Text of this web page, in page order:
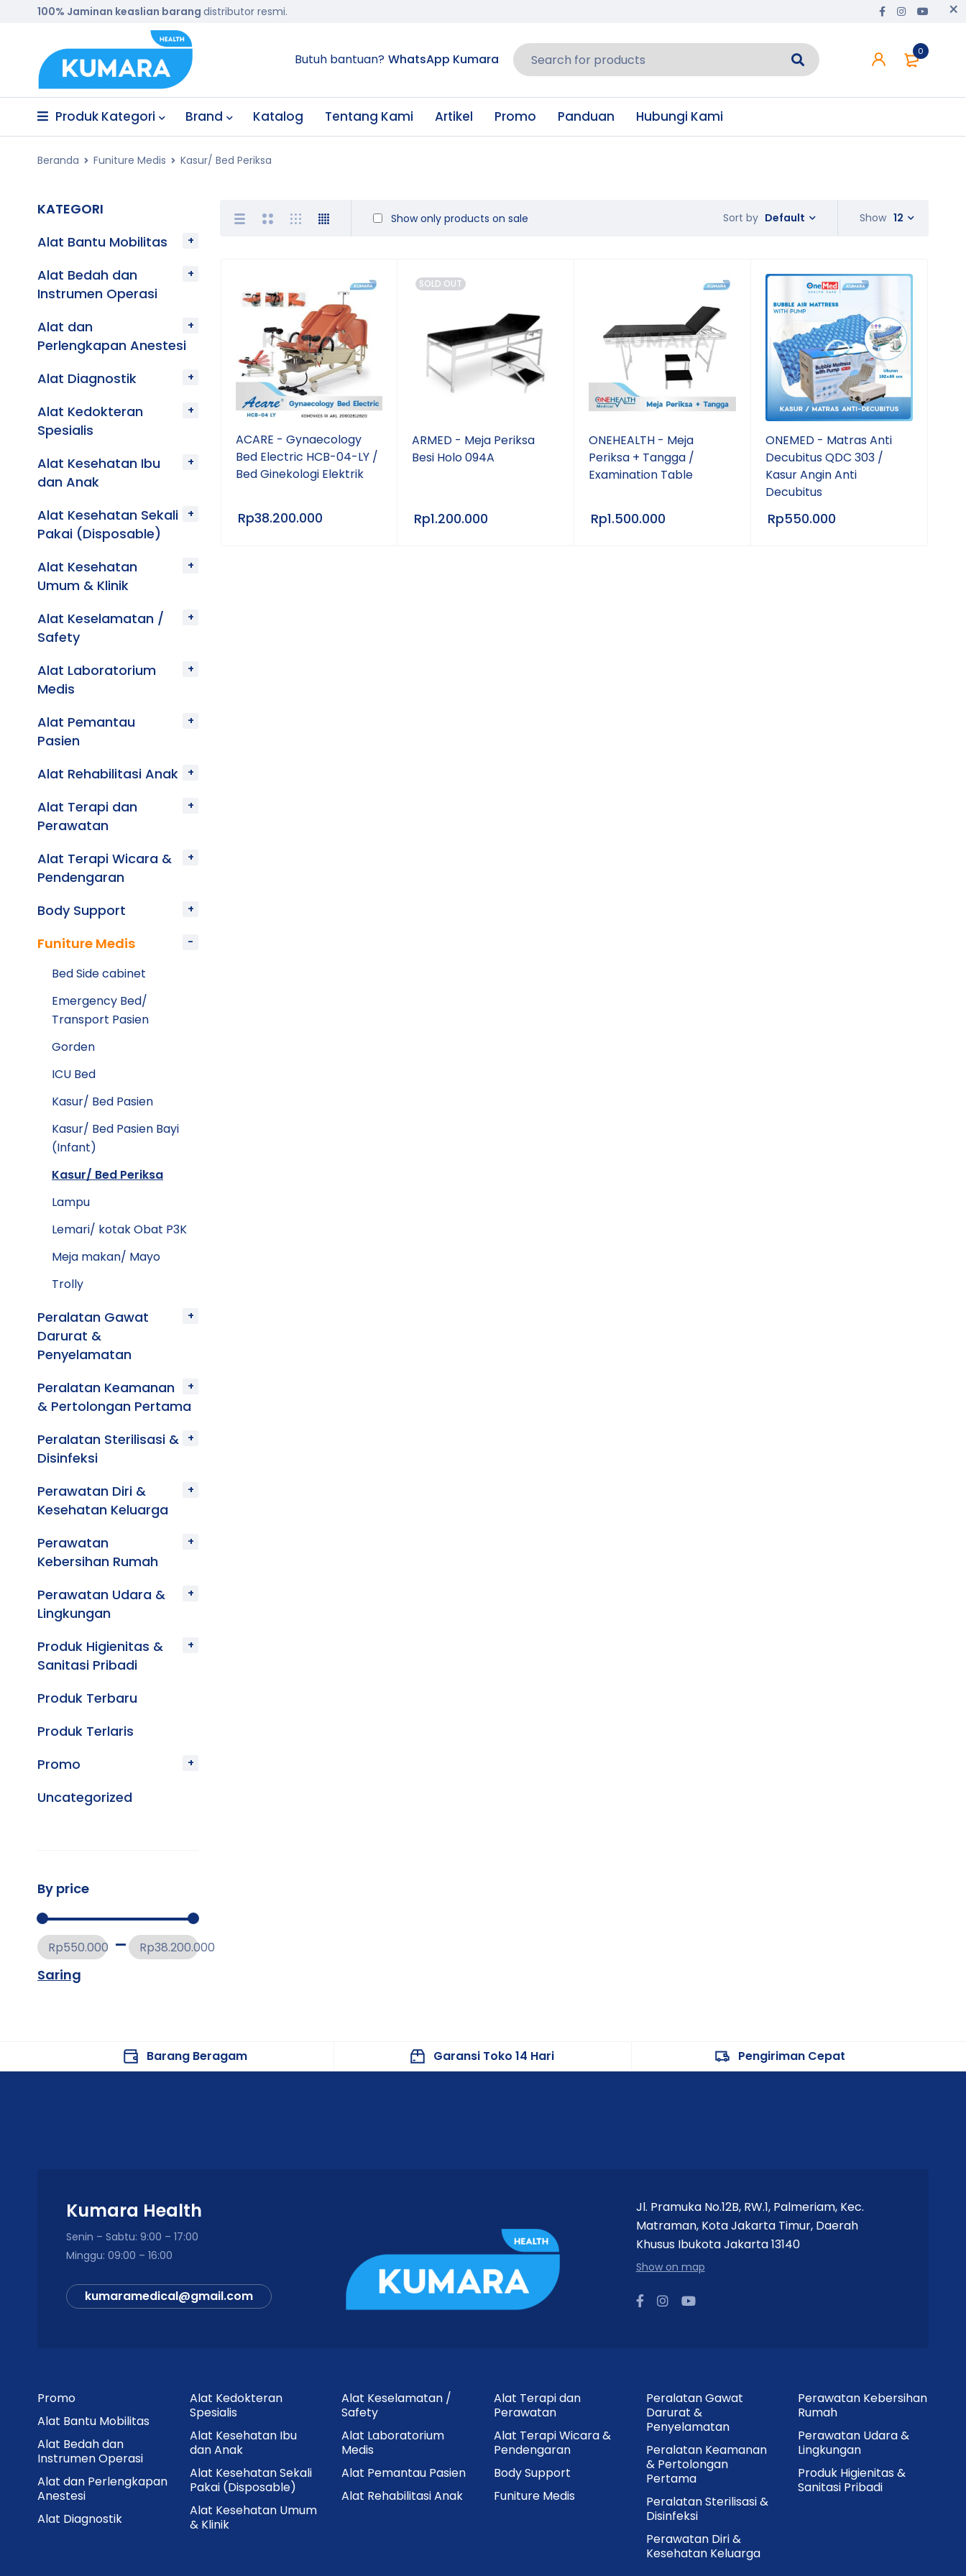
100% Jaminan keaslian barang distributor resmi.
0
Butuh bantuan? WhatsApp Kumara
Produk Kategori Brand Katalog Tentang Kami Artikel Promo Panduan Hubungi Kami
Beranda Funiture Medis Kasur/ Bed Periksa
KATEGORI
Alat Bantu Mobilitas
Alat Bedah dan
Instrumen Operasi
Alat dan
Perlengkapan Anestesi
Alat Diagnostik
Alat Kedokteran
Spesialis
Alat Kesehatan Ibu
dan Anak
Alat Kesehatan Sekali
Pakai (Disposable)
Alat Kesehatan
Umum & Klinik
Alat Keselamatan /
Safety
Alat Laboratorium
Medis
Alat Pemantau
Pasien
Alat Rehabilitasi Anak
Alat Terapi dan
Perawatan
Alat Terapi Wicara &
Pendengaran
Body Support
Funiture Medis
Bed Side cabinet
Emergency Bed/
Transport Pasien
Gorden
ICU Bed
Kasur/ Bed Pasien
Kasur/ Bed Pasien Bayi
(Infant)
Kasur/ Bed Periksa
Lampu
Lemari/ kotak Obat P3K
Meja makan/ Mayo
Trolly
Peralatan Gawat
Darurat &
Penyelamatan
Peralatan Keamanan
& Pertolongan Pertama
Peralatan Sterilisasi &
Disinfeksi
Perawatan Diri &
Kesehatan Keluarga
Perawatan
Kebersihan Rumah
Perawatan Udara &
Lingkungan
Produk Higienitas &
Sanitasi Pribadi
Produk Terbaru
Produk Terlaris
Promo
Uncategorized
By price
Saring
Rp550.000 Rp38.200.000
Sort by Default
Show only products on sale Show 12
ACARE - Gynaecology
Bed Electric HCB-04-LY /
Bed Ginekologi Elektrik
Rp38.200.000
SOLD OUT
ARMED - Meja Periksa
Besi Holo 094A
Rp1.200.000
ONEHEALTH - Meja
Periksa + Tangga /
Examination Table
Rp1.500.000
ONEMED - Matras Anti
Decubitus QDC 303 /
Kasur Angin Anti
Decubitus
Rp550.000
Barang Beragam Garansi Toko 14 Hari Pengiriman Cepat
Kumara Health
Senin – Sabtu: 9:00 – 17:00
Minggu: 09:00 – 16:00
kumaramedical@gmail.com
Jl. Pramuka No.12B, RW.1, Palmeriam, Kec.
Matraman, Kota Jakarta Timur, Daerah
Khusus Ibukota Jakarta 13140
Show on map
Promo
Alat Bantu Mobilitas
Alat Bedah dan
Instrumen Operasi
Alat dan Perlengkapan
Anestesi
Alat Diagnostik
Alat Kedokteran
Spesialis
Alat Kesehatan Ibu
dan Anak
Alat Kesehatan Sekali
Pakai (Disposable)
Alat Kesehatan Umum
& Klinik
Alat Keselamatan /
Safety
Alat Laboratorium
Medis
Alat Pemantau Pasien
Alat Rehabilitasi Anak
Alat Terapi dan
Perawatan
Alat Terapi Wicara &
Pendengaran
Body Support
Funiture Medis
Peralatan Gawat
Darurat &
Penyelamatan
Peralatan Keamanan
& Pertolongan
Pertama
Peralatan Sterilisasi &
Disinfeksi
Perawatan Diri &
Kesehatan Keluarga
Perawatan Kebersihan
Rumah
Perawatan Udara &
Lingkungan
Produk Higienitas &
Sanitasi Pribadi